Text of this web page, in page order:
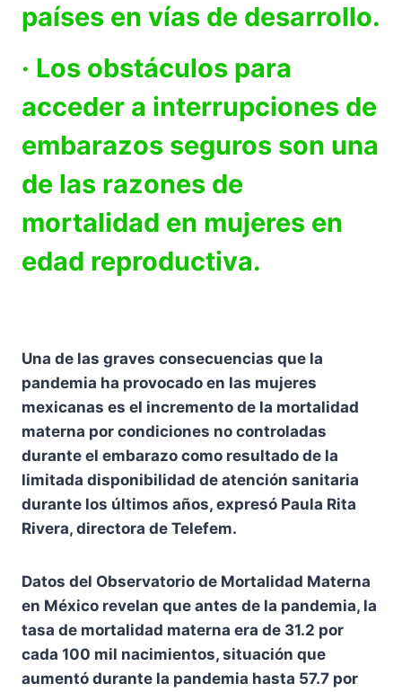
países en vías de desarrollo.
· Los obstáculos para
acceder a interrupciones de
embarazos seguros son una
de las razones de
mortalidad en mujeres en
edad reproductiva.
Una de las graves consecuencias que la
pandemia ha provocado en las mujeres
mexicanas es el incremento de la mortalidad
materna por condiciones no controladas
durante el embarazo como resultado de la
limitada disponibilidad de atención sanitaria
durante los últimos años, expresó Paula Rita
Rivera, directora de Telefem.
Datos del Observatorio de Mortalidad Materna
en México revelan que antes de la pandemia, la
tasa de mortalidad materna era de 31.2 por
cada 100 mil nacimientos, situación que
aumentó durante la pandemia hasta 57.7 por